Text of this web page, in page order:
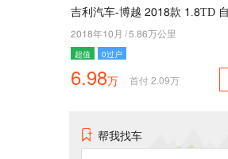
5049年40月 /1.92万公里
超值
0过户
6.98万 首付2.09万
帮我找车